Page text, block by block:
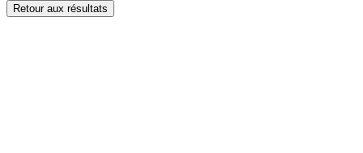
Retour aux résultats